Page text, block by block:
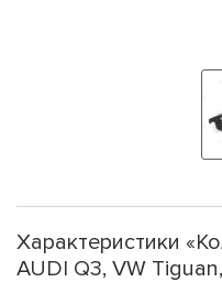
Характеристики
AUDI Q3, VW